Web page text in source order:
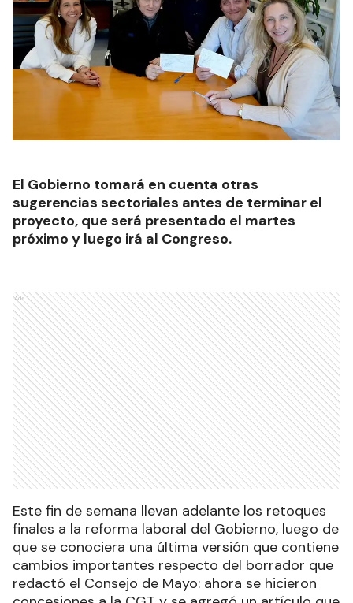
El Gobierno tomará en cuenta otras
sugerencias sectoriales antes de terminar el
proyecto, que será presentado el martes
próximo y luego irá al Congreso.
Ads
Este fin de semana llevan adelante los retoques
finales a la reforma laboral del Gobierno, luego de
que se conociera una última versión que contiene
cambios importantes respecto del borrador que
redactó el Consejo de Mayo: ahora se hicieron